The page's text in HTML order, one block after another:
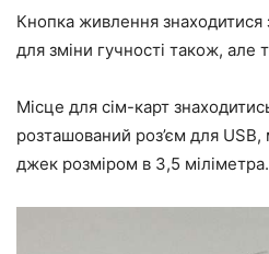
Кнопка живлення знаходитися
для зміни гучності також, але
Місце для сім-карт
розташований роз’єм для USB,
джек розміром в 3,5 міліметра.